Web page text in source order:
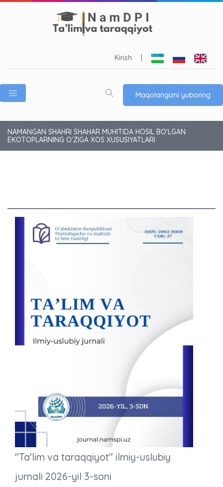
Kirish
Maqolangizni yuboring
NAMANGAN SHAHRI SHAHAR MUHITIDA HOSIL BO'LGAN
EKOTOPLARNING O'ZIGA XOS XUSUSIYATLARI
"Ta'lim va taraqqiyot" ilmiy-uslubiy
jurnali 2026-yil 3-soni